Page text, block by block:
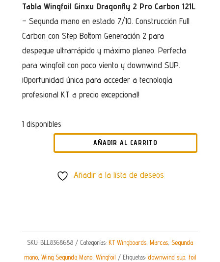
Tabla Wingfoil Ginxu Dragonfly 2 Pro Carbon 121L
– Segunda mano en estado 7/10. Construcción Full
Carbon con Step Bottom Generación 2 para
despegue ultrarrápido y máximo planeo. Perfecta
para wingfoil con poco viento y downwind SUP.
¡Oportunidad única para acceder a tecnología
profesional KT a precio excepcional!
1 disponibles
AÑADIR AL CARRITO
Añadir a la lista de deseos
SKU: BLL8368688 Categorías: KT Wingboards, Marcas, Segunda
mano, Wing Segunda Mano, Wingfoil Etiquetas: downwind sup, foil